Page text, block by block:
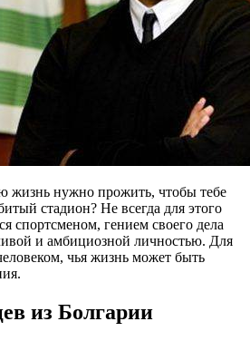
жизнь нужно прожить, чтобы тебе
стадион? Не всегда для этого
гением своего дела
и амбициозной личностью. Для
чья жизнь может быть
из Болгарии